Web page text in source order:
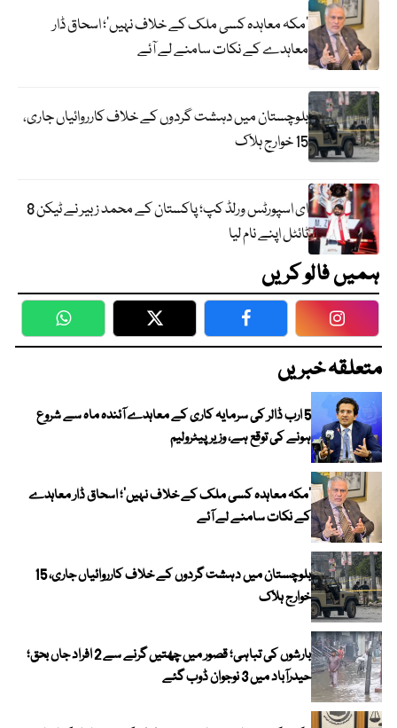
‘مکہ معاہدہ کسی ملک کے خلاف نہیں’؛ اسحاق ڈار
معاہدے کے نکات سامنے لے آئے
بلوچستان میں دہشت گردوں کے خلاف کارروائیاں جاری،
15 خوارج ہلاک
ای اسپورٹس ورلڈ کپ؛ پاکستان کے محمد زبیر نے ٹیکن 8
ٹائٹل اپنے نام لیا
ہمیں فالو کریں
WhatsApp Twitter Facebook
متعلقہ خبریں
5 ارب ڈالر کی سرمایہ کاری کے معاہدے آئندہ ماہ سے شروع
ہونے کی توقع ہے، وزیر پیٹرولیم
‘مکہ معاہدہ کسی ملک کے خلاف نہیں’؛ اسحاق ڈار معاہدے
کے نکات سامنے لے آئے
بلوچستان میں دہشت گردوں کے خلاف کارروائیاں جاری، 15
خوارج ہلاک
بارشوں کی تباہی؛ قصور میں چھتیں گرنے سے 2 افراد جاں بحق؛
حیدرآباد میں 3 نوجوان ڈوب گئے